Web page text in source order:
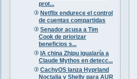
prot...
Netflix endurece el control
de cuentas compartidas
Senador acusa a Tim
Cook de priorizar
beneficios s...
IA china Zhipu igualaría a
Claude Mythos en detecc...
CachyOS lanza Hyprland
Noctalia y Shelly para AUR